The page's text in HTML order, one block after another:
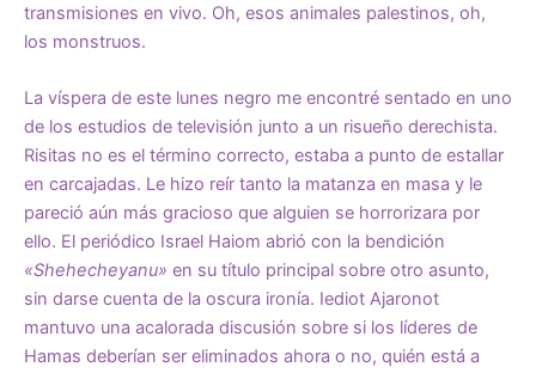
transmisiones en vivo. Oh, esos animales palestinos, oh,
los monstruos.
La víspera de este lunes negro me encontré sentado en uno
de los estudios de televisión junto a un risueño derechista.
Risitas no es el término correcto, estaba a punto de estallar
en carcajadas. Le hizo reír tanto la matanza en masa y le
pareció aún más gracioso que alguien se horrorizara por
ello. El periódico Israel Haiom abrió con la bendición
«Shehecheyanu» en su título principal sobre otro asunto,
sin darse cuenta de la oscura ironía. Iediot Ajaronot
mantuvo una acalorada discusión sobre si los líderes de
Hamas deberían ser eliminados ahora o no, quién está a